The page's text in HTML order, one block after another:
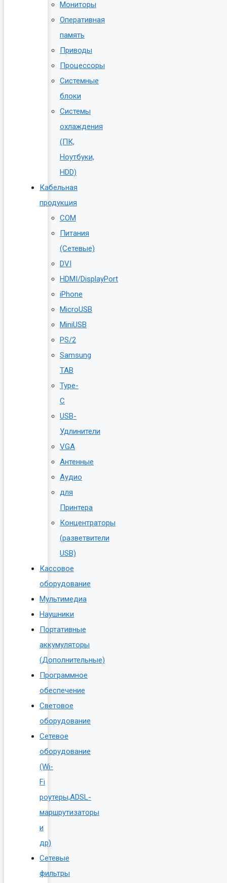
Мониторы
Оперативная
память
Приводы
Процессоры
Системные
блоки
Системы
охлаждения
(ПК,
Ноутбуки,
HDD)
Кабельная
продукция
COM
Питания
(Сетевые)
DVI
HDMI/DisplayPort
iPhone
MicroUSB
MiniUSB
PS/2
Samsung
TAB
Type-
C
USB-
Удлинители
VGA
Антенные
Аудио
для
Принтера
Концентраторы
(разветвители
USB)
Кассовое
оборудование
Мультимедиа
Наушники
Портативные
аккумуляторы
(Дополнительные)
Программное
обеспечение
Световое
оборудование
Сетевое
оборудование
(Wi-
Fi
роутеры,ADSL-
маршрутизаторы
и
др)
Сетевые
фильтры